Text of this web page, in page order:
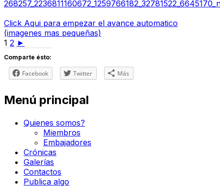
Click Aqui para empezar el avance automatico
(imagenes mas pequeñas)
1 2 ►
Comparte ésto:
Facebook Twitter Más
Menú principal
Quienes somos?
Miembros
Embajadores
Crónicas
Galerías
Contactos
Publica algo